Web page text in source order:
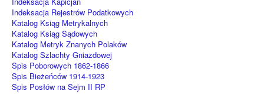
Indeksacja Rejestrów Podatkowych
Katalog Ksiąg Metrykalnych
Katalog Ksiąg Sądowych
Katalog Metryk Znanych Polaków
Katalog Szlachty Gniazdowej
Spis Poborowych 1862-1866
Spis Bieżeńców 1914-1923
Spis Posłów na Sejm II RP